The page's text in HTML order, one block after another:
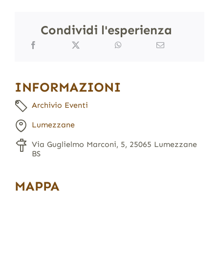
Condividi l'esperienza
INFORMAZIONI
Archivio Eventi
Lumezzane
Via Guglielmo Marconi, 5, 25065 Lumezzane
BS
MAPPA